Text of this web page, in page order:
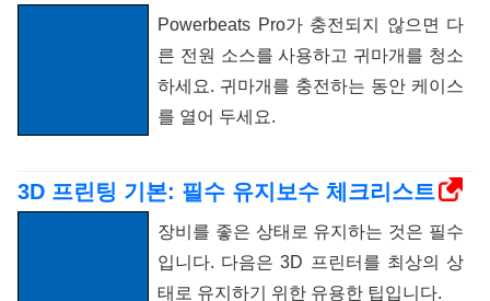
Powerbeats Pro가 충전되지 않으면 다
른 전원 소스를 사용하고 귀마개를 청소
하세요. 귀마개를 충전하는 동안 케이스
를 열어 두세요.
3D 프린팅 기본: 필수 유지보수 체크리스트
장비를 좋은 상태로 유지하는 것은 필수
입니다. 다음은 3D 프린터를 최상의 상
태로 유지하기 위한 유용한 팁입니다.